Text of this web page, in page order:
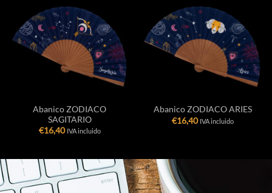
Abanico ZODIACO
SAGITARIO
€16,40 IVA incluido
Abanico ZODIACO ARIES
€16,40 IVA incluido